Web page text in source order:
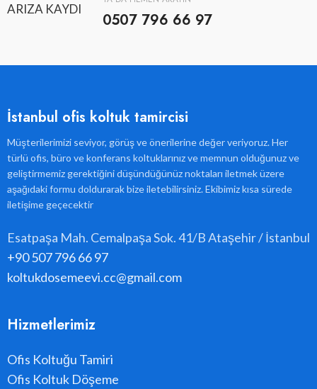
ARIZA KAYDI
0507 796 66 97
İstanbul ofis koltuk tamircisi
Müşterilerimizi seviyor, görüş ve önerilerine değer veriyoruz. Her
türlü ofis, büro ve konferans koltuklarınız ve memnun olduğunuz ve
geliştirmemiz gerektiğini düşündüğünüz noktaları iletmek üzere
aşağıdaki formu doldurarak bize iletebilirsiniz. Ekibimiz kısa sürede
iletişime geçecektir
Esatpaşa Mah. Cemalpaşa Sok. 41/B Ataşehir / İstanbul
+90 507 796 66 97
koltukdosemeevi.cc@gmail.com
Hizmetlerimiz
Ofis Koltuğu Tamiri
Ofis Koltuk Döşeme